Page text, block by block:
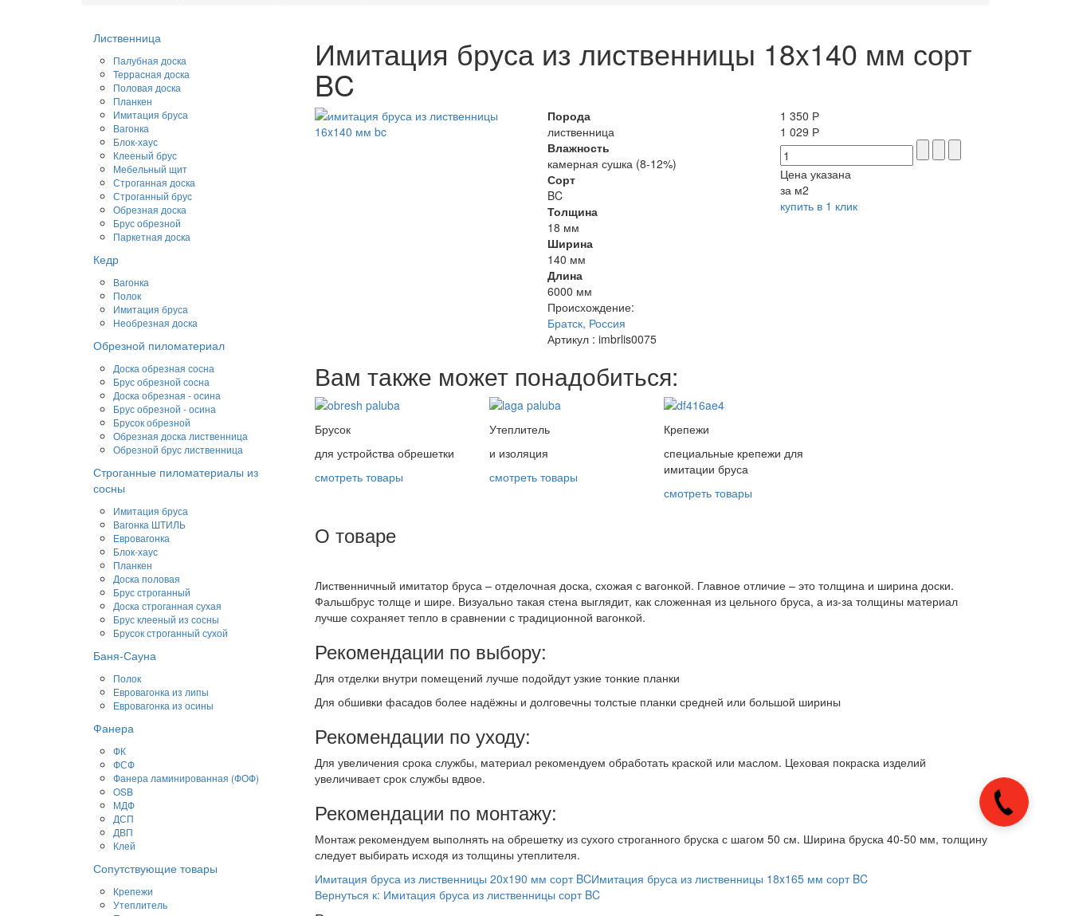
Имитация бруса из лиственницы 18x140 мм сорт
BC
Порода
лиственница
Влажность
камерная сушка (8-12%)
Сорт
BC
Толщина
18 мм
Ширина
140 мм
Длина
6000 мм
Происхождение:
Братск, Россия
Артикул: imbrlis0075
1 350 Р
1 029 Р
Цена указана
за м2
купить в 1 клик
Вам также может понадобиться:
Брусок
для устройства обрешетки
смотреть товары
Утеплитель
и изоляция
смотреть товары
Крепежи
специальные крепежи для
имитации бруса
смотреть товары
О товаре
Лиственничный имитатор бруса – отделочная доска, схожая с вагонкой. Главное отличие – это толщина и ширина доски.
Фальшбрус толще и шире. Визуально такая стена выглядит, как сложенная из цельного бруса, а из-за толщины материал
лучше сохраняет тепло в сравнении с традиционной вагонкой.
Рекомендации по выбору:
Для отделки внутри помещений лучше подойдут узкие тонкие планки
Для обшивки фасадов более надёжны и долговечны толстые планки средней или большой ширины
Рекомендации по уходу:
Для увеличения срока службы, материал рекомендуем обработать краской или маслом. Цеховая покраска изделий
увеличивает срок службы вдвое.
Рекомендации по монтажу:
Монтаж рекомендуем выполнять на обрешетку из сухого строганного бруска с шагом 50 см. Ширина бруска 40-50 мм, толщину
следует выбирать исходя из толщины утеплителя.
Имитация бруса из лиственницы 20x190 мм сорт BCИмитация бруса из лиственницы 18x165 мм сорт BC
Вернуться к: Имитация бруса из лиственницы сорт BC
Лиственница
Палубная доска
Террасная доска
Половая доска
Планкен
Имитация бруса
Вагонка
Блок-хаус
Клееный брус
Мебельный щит
Строганная доска
Строганный брус
Обрезная доска
Брус обрезной
Паркетная доска
Кедр
Вагонка
Полок
Имитация бруса
Необрезная доска
Обрезной пиломатериал
Доска обрезная сосна
Брус обрезной сосна
Доска обрезная - осина
Брус обрезной - осина
Брусок обрезной
Обрезная доска лиственница
Обрезной брус лиственница
Строганные пиломатериалы из
сосны
Имитация бруса
Вагонка ШТИЛЬ
Евровагонка
Блок-хаус
Планкен
Доска половая
Брус строганный
Доска строганная сухая
Брус клееный из сосны
Брусок строганный сухой
Баня-Сауна
Полок
Евровагонка из липы
Евровагонка из осины
Фанера
ФК
ФСФ
Фанера ламинированная (ФОФ)
OSB
МДФ
ДСП
ДВП
Клей
Сопутствующие товары
Крепежи
Утеплитель
Закажите
звонок